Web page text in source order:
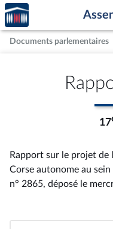
Aller au contenu
Aller en bas de la page
Accèder
à la
page
d'accueil
Documents parlementaires
17
Rapport sur le projet
Corse autonome au sein
n° 2865, déposé le